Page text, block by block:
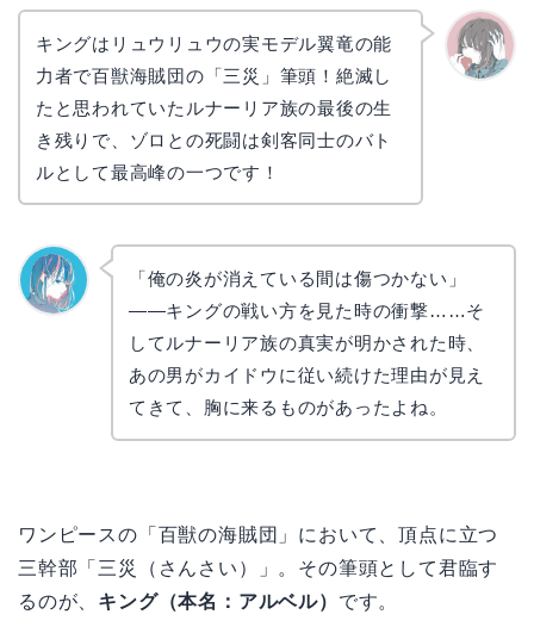
キングはリュウリュウの実モデル翼竜の能
力者で百獣海賊団の「三災」筆頭！絶滅し
たと思われていたルナーリア族の最後の生
き残りで、ゾロとの死闘は剣客同士のバト
ルとして最高峰の一つです！
「俺の炎が消えている間は傷つかない」
——キングの戦い方を見た時の衝撃……そ
してルナーリア族の真実が明かされた時、
あの男がカイドウに従い続けた理由が見え
てきて、胸に来るものがあったよね。
ワンピースの「百獣の海賊団」において、頂点に立つ
三幹部「三災（さんさい）」。その筆頭として君臨す
るのが、 キング（本名：アルベル） です。